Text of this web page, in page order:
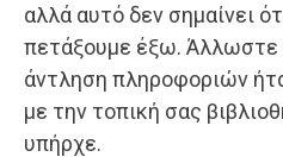
αλλά αυτό δεν σημαίνει
πετάξουμε έξω. Άλλωστε
άντληση πληροφοριών
με την τοπική σας
υπήρχε.